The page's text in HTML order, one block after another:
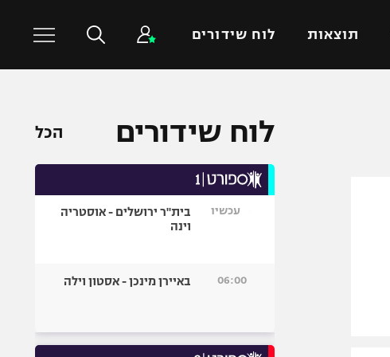
תוצאות לוח שידורים
כדורסל עולמי
כדורעף
שחייה
היאבקות WWE
לוח שידורים הכל
עכשיו
בית"ר ירושלים - אוסטריה
וינה
06:00 באיירן מינכן - אסטון וילה